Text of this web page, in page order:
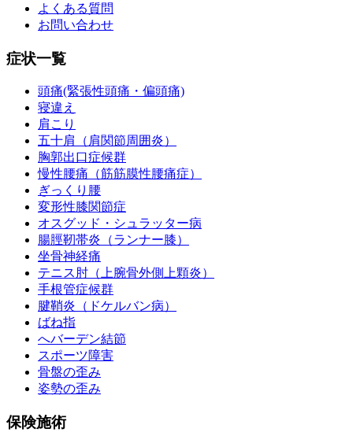
よくある質問
お問い合わせ
症状一覧
頭痛(緊張性頭痛・偏頭痛)
寝違え
肩こり
五十肩（肩関節周囲炎）
胸郭出口症候群
慢性腰痛（筋筋膜性腰痛症）
ぎっくり腰
変形性膝関節症
オスグッド・シュラッター病
腸脛靭帯炎（ランナー膝）
坐骨神経痛
テニス肘（上腕骨外側上顆炎）
手根管症候群
腱鞘炎（ドケルバン病）
ばね指
へバーデン結節
スポーツ障害
骨盤の歪み
姿勢の歪み
保険施術